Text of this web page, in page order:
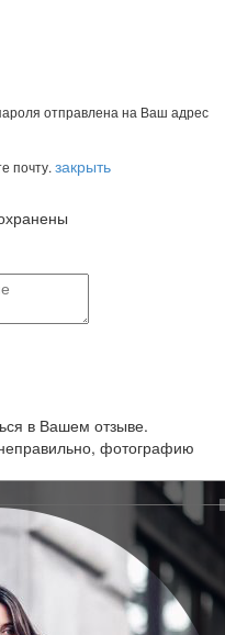
отправлена на Ваш адрес
почту. закрыть
в Вашем отзыве.
фотографию